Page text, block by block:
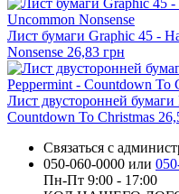
Лист бумаги Graphic 45 -
Nonsense 26,83 грн
Лист двусторонней
Countdown To Christmas
Связаться с
050-060-0000 или
Пн-Пт 9:00 - 17:00